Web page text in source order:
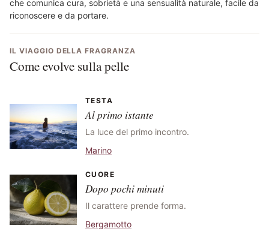
che comunica cura, sobrietà e una sensualità naturale, facile da
riconoscere e da portare.
IL VIAGGIO DELLA FRAGRANZA
Come evolve sulla pelle
TESTA
Al primo istante
La luce del primo incontro.
Marino
CUORE
Dopo pochi minuti
Il carattere prende forma.
Bergamotto